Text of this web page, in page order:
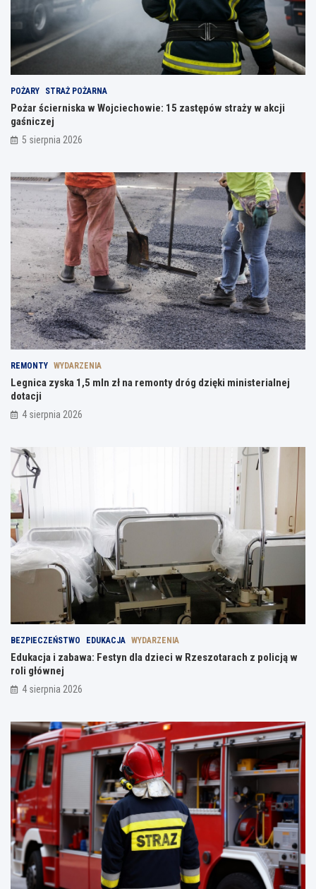
POŻARY STRAŻ POŻARNA
Pożar ścierniska w Wojciechowie: 15 zastępów straży w akcji
gaśniczej
5 sierpnia 2026
REMONTY WYDARZENIA
Legnica zyska 1,5 mln zł na remonty dróg dzięki ministerialnej
dotacji
4 sierpnia 2026
BEZPIECZEŃSTWO EDUKACJA WYDARZENIA
Edukacja i zabawa: Festyn dla dzieci w Rzeszotarach z policją w
roli głównej
4 sierpnia 2026